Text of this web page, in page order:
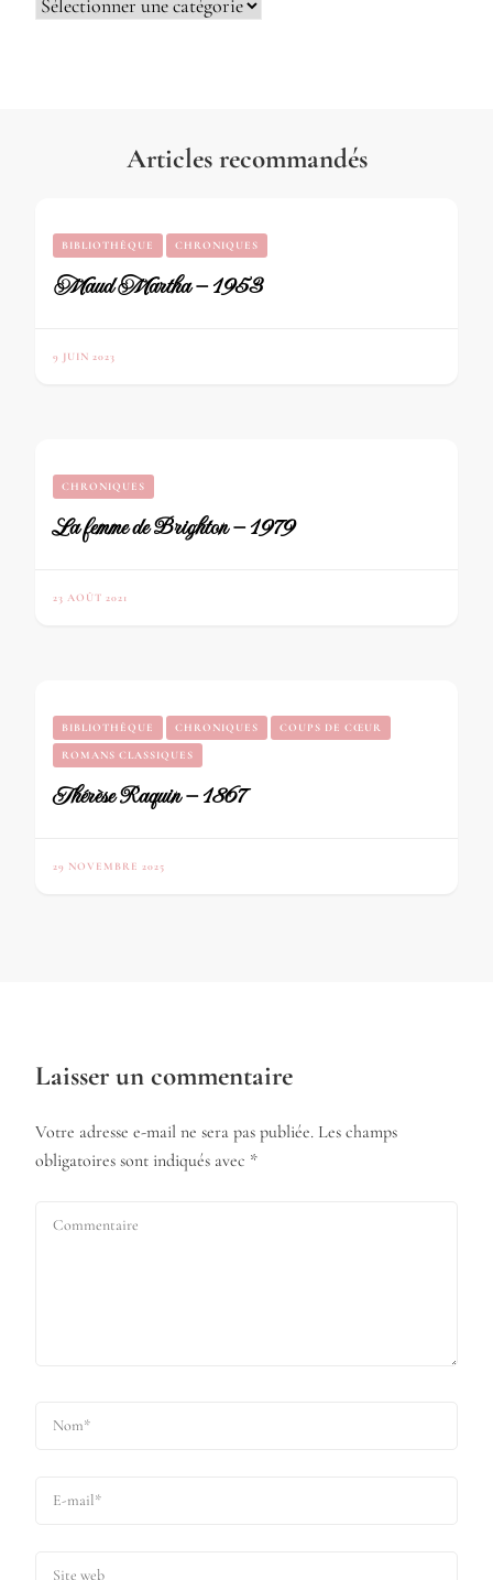
Articles recommandés
BIBLIOTHÈQUE CHRONIQUES
Maud Martha – 1953
9 JUIN 2023
CHRONIQUES
La femme de Brighton – 1979
23 AOÛT 2021
BIBLIOTHÈQUE CHRONIQUES COUPS DE CŒUR
ROMANS CLASSIQUES
Thérèse Raquin – 1867
29 NOVEMBRE 2025
Laisser un commentaire
Votre adresse e-mail ne sera pas publiée. Les champs
obligatoires sont indiqués avec *